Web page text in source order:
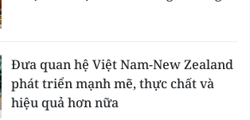
Đưa quan hệ Việt Nam-New Zealand
phát triển mạnh mẽ, thực chất và
hiệu quả hơn nữa